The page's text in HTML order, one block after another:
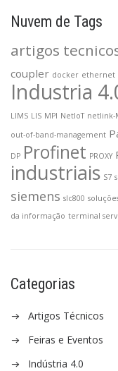
Nuvem de Tags
artigos
coupler docker ethernet
Industria
LIMS LIS MPI NetIoT netlink-
out-of-band-management
DP Profinet PROXY
industriais S7
siemens slc800
da informação terminal
Categorias
Artigos Técnicos
Feiras e Eventos
Indústria 4.0